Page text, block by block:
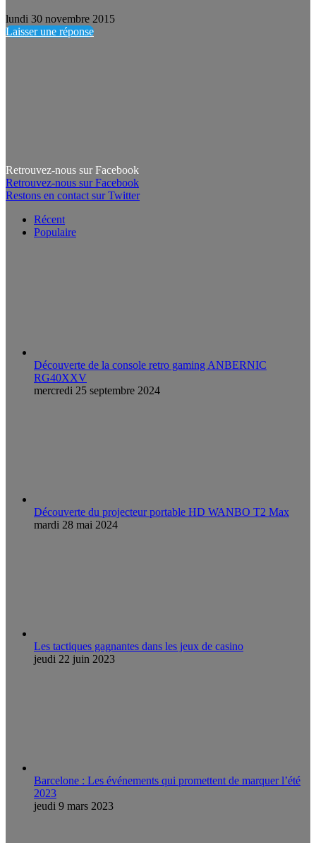
lundi 30 novembre 2015
Laisser une réponse
Retrouvez-nous sur Facebook
Retrouvez-nous sur Facebook
Restons en contact sur Twitter
Récent
Populaire
Découverte de la console retro gaming ANBERNIC
RG40XXV
mercredi 25 septembre 2024
Découverte du projecteur portable HD WANBO T2 Max
mardi 28 mai 2024
Les tactiques gagnantes dans les jeux de casino
jeudi 22 juin 2023
Barcelone : Les événements qui promettent de marquer l’été
2023
jeudi 9 mars 2023